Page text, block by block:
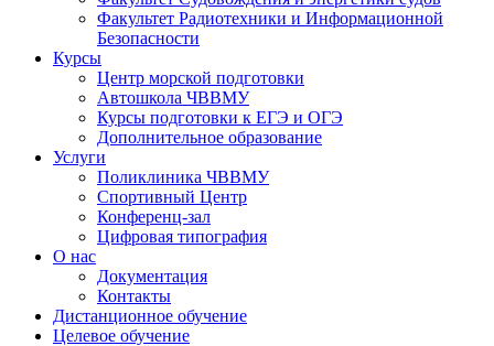
Факультет Радиотехники и Информационной
Безопасности
Курсы
Центр морской подготовки
Автошкола ЧВВМУ
Курсы подготовки к ЕГЭ и ОГЭ
Дополнительное образование
Услуги
Поликлиника ЧВВМУ
Спортивный Центр
Конференц-зал
Цифровая типография
О нас
Документация
Контакты
Дистанционное обучение
Целевое обучение